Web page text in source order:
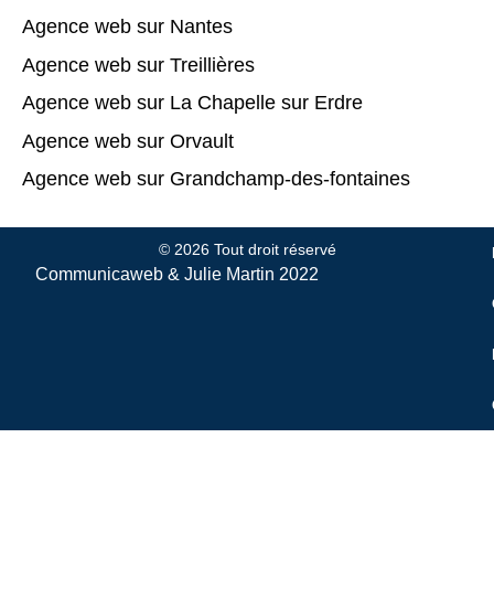
Agence web sur Nantes
Agence web sur Treillières
Agence web sur La Chapelle sur Erdre
Agence web sur Orvault
Agence web sur Grandchamp-des-fontaines
© 2026 Tout droit réservé
Communicaweb &Julie Martin 2022